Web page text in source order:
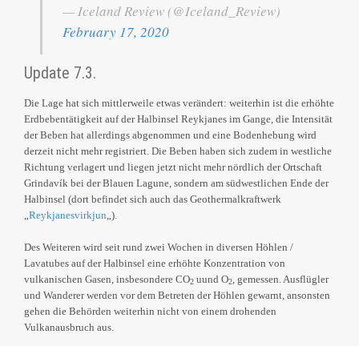
— Iceland Review (@Iceland_Review)
February 17, 2020
Update 7.3.
Die Lage hat sich mittlerweile etwas verändert: weiterhin ist die erhöhte
Erdbebentätigkeit auf der Halbinsel Reykjanes im Gange, die Intensität
der Beben hat allerdings abgenommen und eine Bodenhebung wird
derzeit nicht mehr registriert. Die Beben haben sich zudem in westliche
Richtung verlagert und liegen jetzt nicht mehr nördlich der Ortschaft
Grindavík bei der Blauen Lagune, sondern am südwestlichen Ende der
Halbinsel (dort befindet sich auch das Geothermalkraftwerk
Reykjanesvirkjun „).
Des Weiteren wird seit rund zwei Wochen in diversen Höhlen /
Lavatubes auf der Halbinsel eine erhöhte Konzentration von
vulkanischen Gasen, insbesondere CO2 uund O2 , gemessen. Ausflügler
und Wanderer werden vor dem Betreten der Höhlen gewarnt, ansonsten
gehen die Behörden weiterhin nicht von einem drohenden
Vulkanausbruch aus.